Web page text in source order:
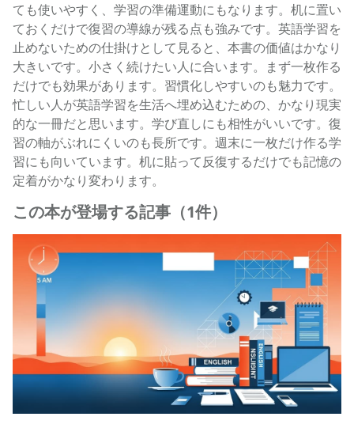
ても使いやすく、学習の準備運動にもなります。机に置い
ておくだけで復習の導線が残る点も強みです。英語学習を
止めないための仕掛けとして見ると、本書の価値はかなり
大きいです。小さく続けたい人に合います。まず一枚作る
だけでも効果があります。習慣化しやすいのも魅力です。
忙しい人が英語学習を生活へ埋め込むための、かなり現実
的な一冊だと思います。学び直しにも相性がいいです。復
習の軸がぶれにくいのも長所です。週末に一枚だけ作る学
習にも向いています。机に貼って反復するだけでも記憶の
定着がかなり変わります。
この本が登場する記事（1件）